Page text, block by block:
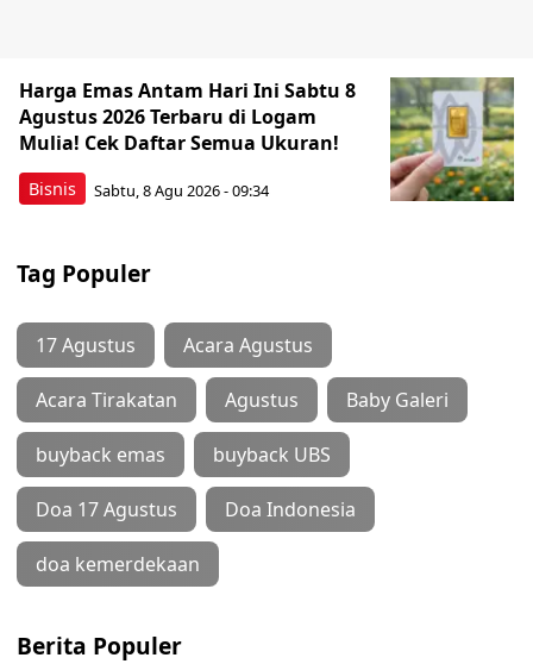
Bisnis
Harga Emas Antam Hari Ini Sabtu 8
Agustus 2026 Terbaru di Logam
Mulia! Cek Daftar Semua Ukuran!
Sabtu, 8 Agu 2026 - 09:34
Tag Populer
17 Agustus Acara Agustus
Acara Tirakatan Agustus Baby Galeri
buyback emas buyback UBS
Doa 17 Agustus Doa Indonesia
doa kemerdekaan
Berita Populer